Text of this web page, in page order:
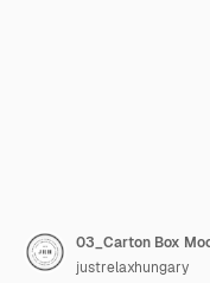
03_Carton Box
justrelaxhungary